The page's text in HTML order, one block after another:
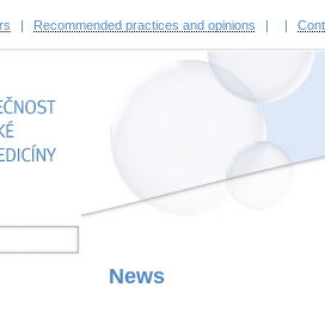
| Recommended practices and opinions | |
News